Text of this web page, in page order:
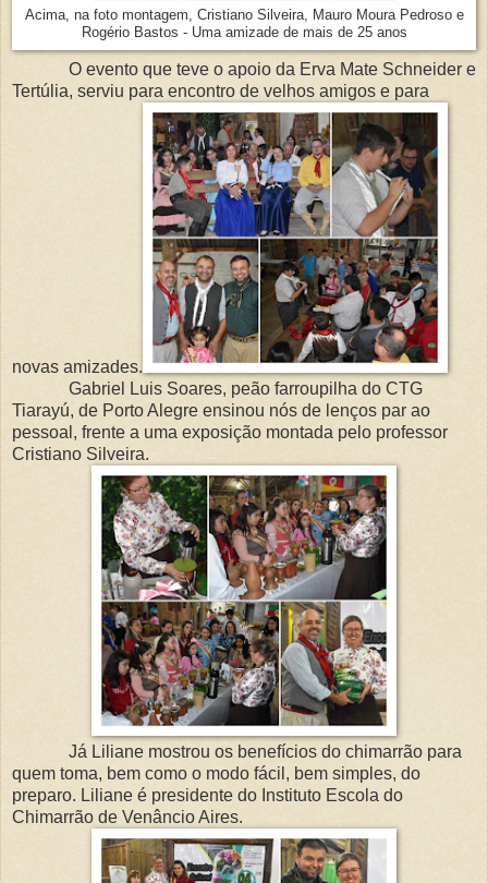
Acima, na foto montagem, Cristiano Silveira, Mauro Moura Pedroso e
Rogério Bastos - Uma amizade de mais de 25 anos
O evento que teve o apoio da Erva Mate Schneider e
Tertúlia, serviu para encontro de velhos amigos e para
novas amizades.
Gabriel Luis Soares, peão farroupilha do CTG
Tiarayú, de Porto Alegre ensinou nós de lenços par ao
pessoal, frente a uma exposição montada pelo professor
Cristiano Silveira.
Já Liliane mostrou os benefícios do chimarrão para
quem toma, bem como o modo fácil, bem simples, do
preparo. Liliane é presidente do Instituto Escola do
Chimarrão de Venâncio Aires.